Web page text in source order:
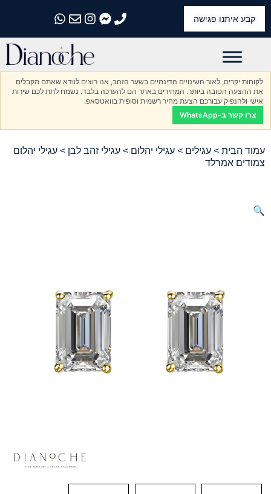
קבע איתנו פגישה
התקשרו אלינו
התקשרו אלינו
התקשרו אלינו
התקשרו אלינו
התקשרו אלינו
לקוחות יקרים, לאור השינויים הדינמיים בשער הזהב, אנו רוצים לוודא שאתם מקבלים
את ההצעה הטובה ביותר. המחירים באתר הם להערכה בלבד. נשמח לתת לכם שירות
אישי ולהנפיק עבורכם הצעת מחיר רשמית וסופית בוואטסאפ.
צרו קשר ב-WhatsApp
עמוד הבית > עגילים > עגילי יהלום > עגילי זהב לבן > עגילי יהלום
צמודים אמרלד
🔍